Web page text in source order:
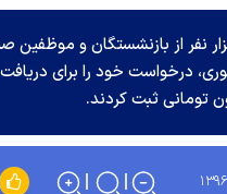
از ۵۸۳ هزار نفر از بازنشستگان و
درخواست خود را برای
۱۴